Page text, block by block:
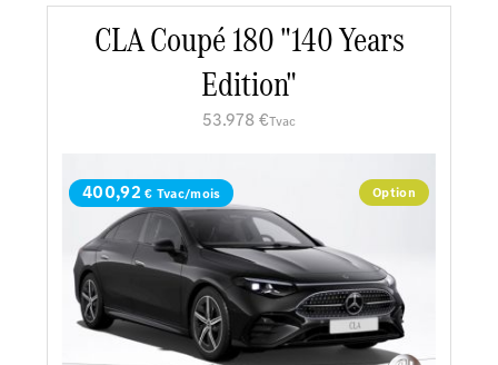
En savoir plus
Faire un essai
Option
400,92 € Tvac/mois
CLA Coupé 180 "140 Years
Edition"
53.978 €Tvac